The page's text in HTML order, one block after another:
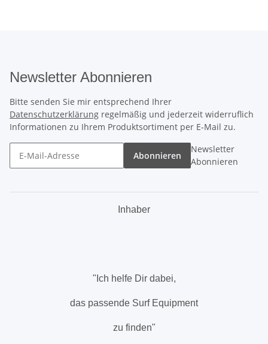
Newsletter Abonnieren
Bitte senden Sie mir entsprechend Ihrer
Datenschutzerklärung regelmäßig und jederzeit widerruflich
Informationen zu Ihrem Produktsortiment per E-Mail zu.
Abonnieren
Newsletter
Abonnieren
Inhaber
"Ich helfe Dir dabei,
das passende Surf Equipment
zu finden"